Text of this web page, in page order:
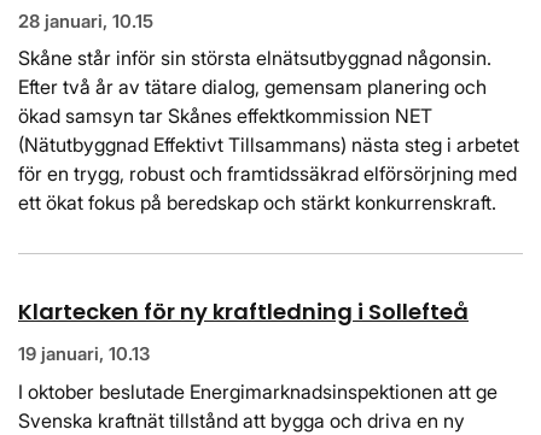
28 januari, 10.15
Skåne står inför sin största elnätsutbyggnad någonsin.
Efter två år av tätare dialog, gemensam planering och
ökad samsyn tar Skånes effektkommission NET
(Nätutbyggnad Effektivt Tillsammans) nästa steg i arbetet
för en trygg, robust och framtidssäkrad elförsörjning med
ett ökat fokus på beredskap och stärkt konkurrenskraft.
Klartecken för ny kraftledning i Sollefteå
19 januari, 10.13
I oktober beslutade Energimarknadsinspektionen att ge
Svenska kraftnät tillstånd att bygga och driva en ny